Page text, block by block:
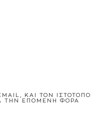
ΚΑΙ ΤΟΝ ΙΣΤΌΤΟΠΟ
ΤΗΝ ΕΠΌΜΕΝΗ ΦΟΡΆ